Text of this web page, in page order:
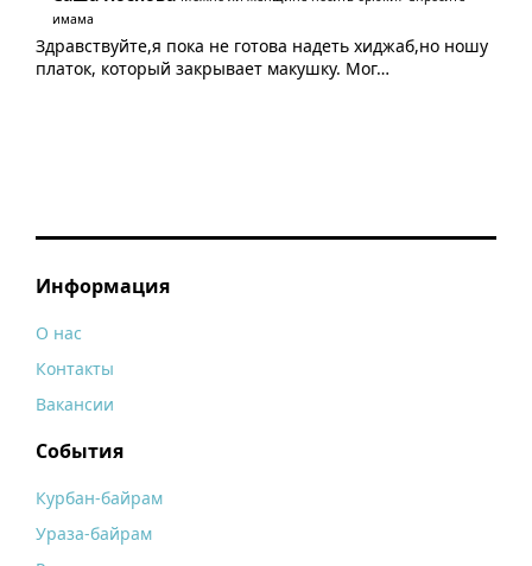
имама
Здравствуйте,я пока не готова надеть хиджаб,но ношу
платок, который закрывает макушку. Мог…
Информация
О нас
Контакты
Вакансии
События
Курбан-байрам
Ураза-байрам